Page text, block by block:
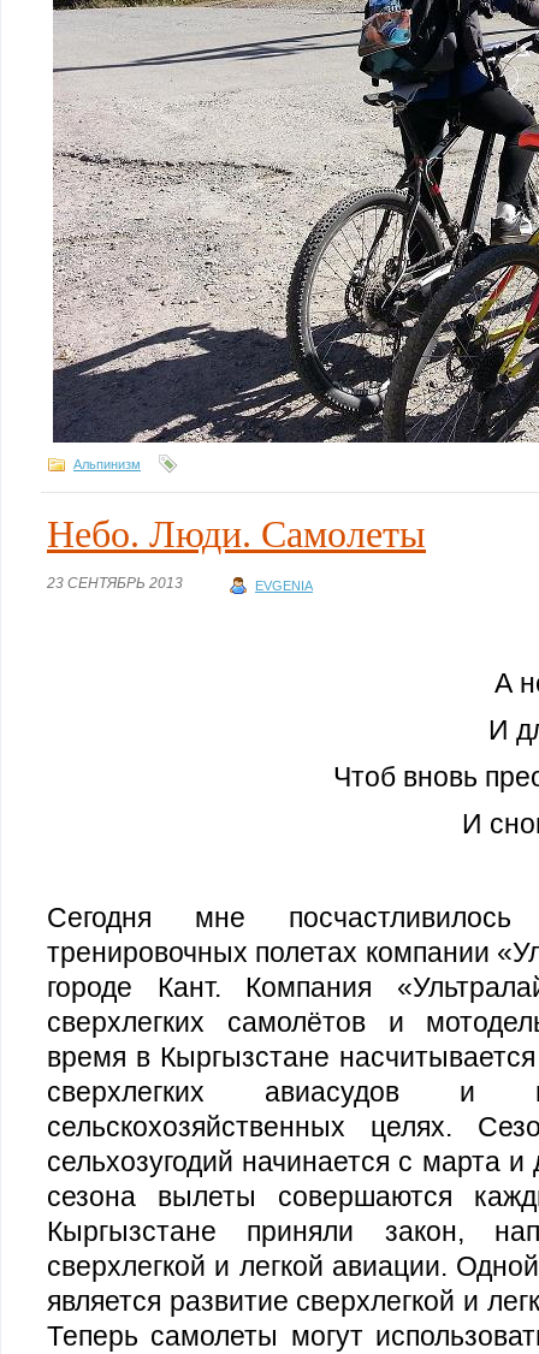
Альпинизм
Небо. Люди. Самолеты
23 СЕНТЯБРЬ 2013 EVGENIA
А
И
Чтоб вновь
И
Сегодня мне
тренировочных полетах компании
городе Кант. Компания
сверхлегких самолётов и
время в Кыргызстане
сверхлегких авиасудов и
сельскохозяйственных целях.
сельхозугодий начинается с марта и
сезона вылеты совершаются
Кыргызстане приняли закон,
сверхлегкой и легкой авиации.
является развитие сверхлегкой и
Теперь самолеты могут